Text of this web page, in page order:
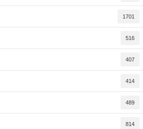
1701
516
407
414
489
814